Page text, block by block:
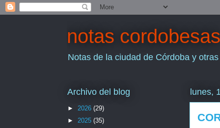
notas cordobesas
Notas de la ciudad de Córdoba y
lunes,
Archivo del blog
► 2026 (29)
► 2025 (35)